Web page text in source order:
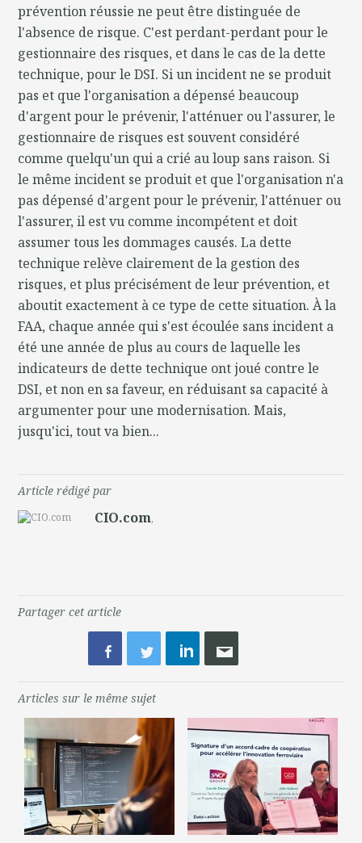
prévention réussie ne peut être distinguée de
l'absence de risque. C'est perdant-perdant pour le
gestionnaire des risques, et dans le cas de la dette
technique, pour le DSI. Si un incident ne se produit
pas et que l'organisation a dépensé beaucoup
d'argent pour le prévenir, l'atténuer ou l'assurer, le
gestionnaire de risques est souvent considéré
comme quelqu'un qui a crié au loup sans raison. Si
le même incident se produit et que l'organisation n'a
pas dépensé d'argent pour le prévenir, l'atténuer ou
l'assurer, il est vu comme incompétent et doit
assumer tous les dommages causés. La dette
technique relève clairement de la gestion des
risques, et plus précisément de leur prévention, et
aboutit exactement à ce type de cette situation. À la
FAA, chaque année qui s'est écoulée sans incident a
été une année de plus au cours de laquelle les
indicateurs de dette technique ont joué contre le
DSI, et non en sa faveur, en réduisant sa capacité à
argumenter pour une modernisation. Mais,
jusqu'ici, tout va bien...
Article rédigé par
CIO.com,
Partager cet article
Articles sur le même sujet